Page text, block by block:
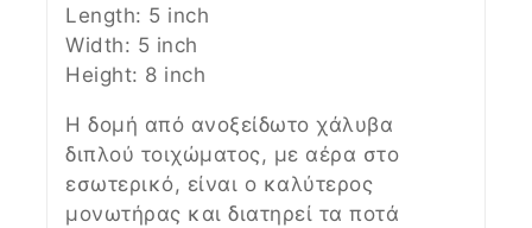
Length: 5 inch
Width: 5 inch
Height: 8 inch
Η δομή από ανοξείδωτο χάλυβα
διπλού τοιχώματος, με αέρα στο
εσωτερικό, είναι ο καλύτερος
μονωτήρας και διατηρεί τα ποτά